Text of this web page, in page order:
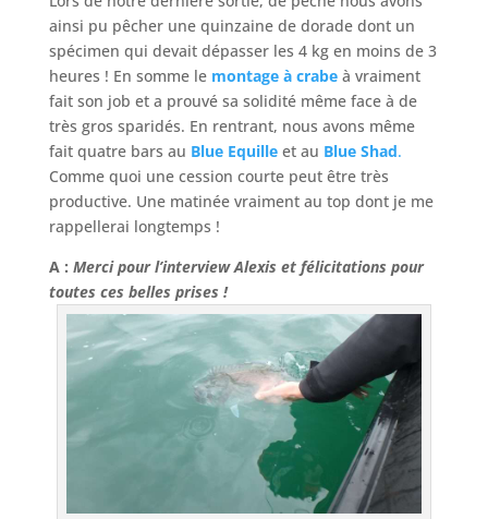
ainsi pu pêcher une quinzaine de dorade dont un
spécimen qui devait dépasser les 4 kg en moins de 3
heures ! En somme le montage à crabeà vraiment
fait son job et a prouvé sa solidité même face à de
très gros sparidés. En rentrant, nous avons même
fait quatre bars au Blue Equilleet au Blue Shad.
Comme quoi une cession courte peut être très
productive. Une matinée vraiment au top dont je me
rappellerai longtemps !
A : Merci pour l’interview Alexis et félicitations pour
toutes ces belles prises !